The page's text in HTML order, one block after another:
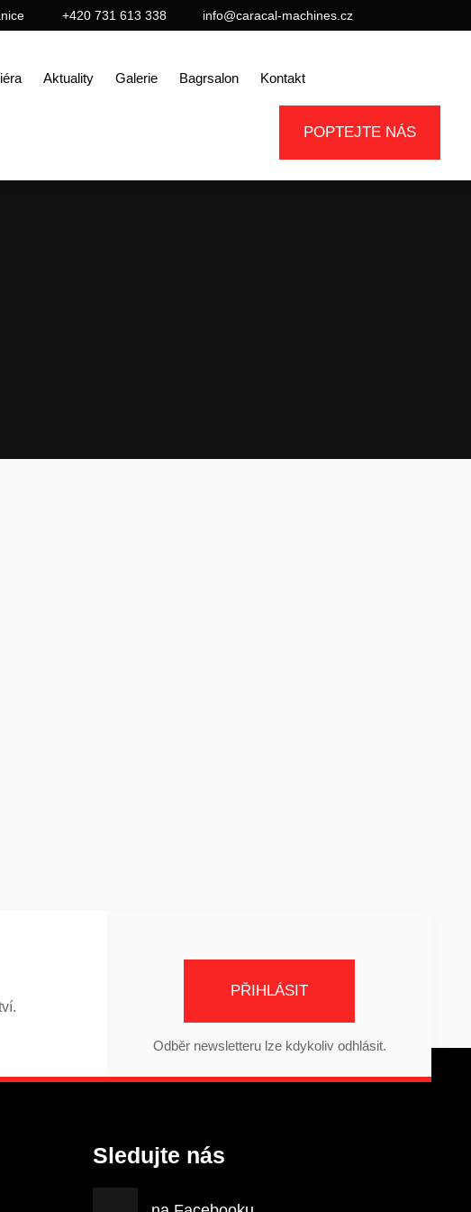
+420 731 613 338 info@caracal-machines.cz
Aktuality Galerie Bagrsalon Kontakt
POPTEJTE NÁS
PŘIHLÁSIT
Odběr newsletteru lze kdykoliv odhlásit.
Sledujte nás